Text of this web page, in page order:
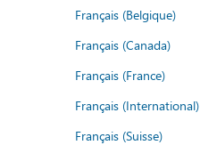
Français (Belgique)
Français (Canada)
Français (France)
Français (International)
Français (Suisse)